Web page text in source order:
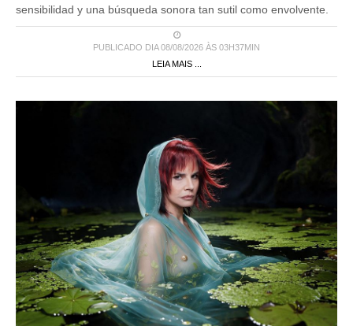
sensibilidad y una búsqueda sonora tan sutil como envolvente.
PUBLICADO DIA 08/08/2026 ÀS 03H37MIN
LEIA MAIS ...